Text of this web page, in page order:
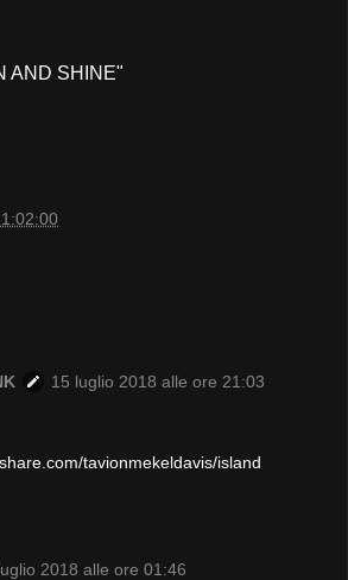
AND SHINE"
15 luglio 2018 alle ore 21:03
tavionmekeldavis/island
2018 alle ore 01:46